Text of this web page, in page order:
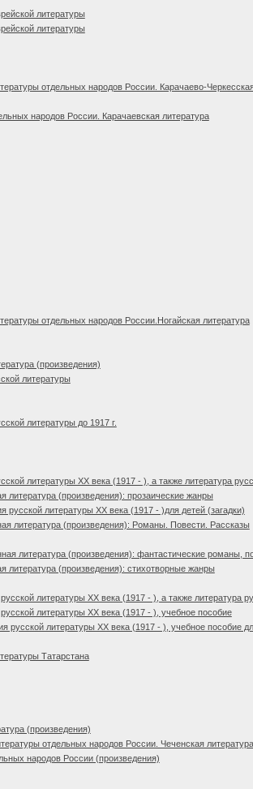
литературы
литературы
отдельных народов России. Карачаево-
народов России. Карачаевская литература
отдельных народов России.Ногайская литература
(произведения)
литературы
литературы до 1917 г.
литературы XX века (1917 - ), а также литература
литература (произведения): прозаические жанры
русской литературы XX века (1917 - )для детей (загадки)
литература (произведения): Романы. Повести. Рассказы
литература (произведения): фантастические романы,
литература (произведения): стихотворные жанры
литературы XX века (1917 - ), а также литература
литературы XX века (1917 - ), учебное пособие
русской литературы XX века (1917 - ), учебное пособие
Татарстана
(произведения)
отдельных народов России. Чеченская литература
народов России (произведения)